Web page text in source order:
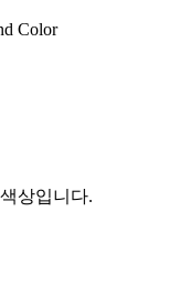
Color
상입니다.